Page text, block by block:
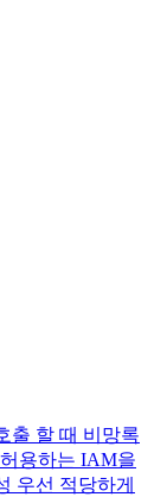
출 할 때 비망록
용하는 IAM을
우선 적당하게